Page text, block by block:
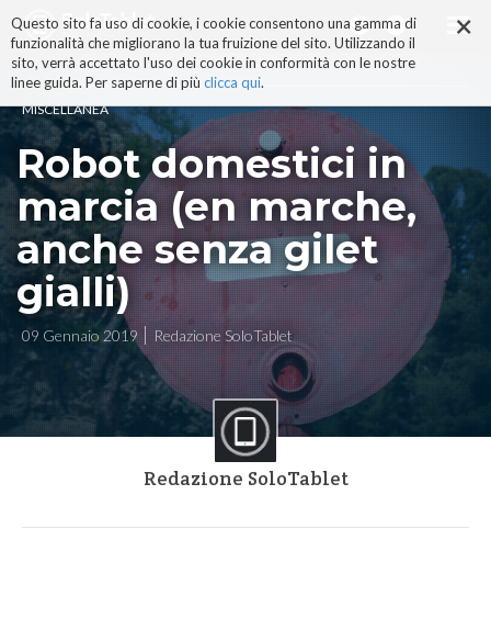
×
Questo sito fa uso di cookie, i cookie consentono una gamma di
funzionalità che migliorano la tua fruizione del sito. Utilizzando il
sito, verrà accettato l'uso dei cookie in conformità con le nostre
linee guida. Per saperne di più clicca qui.
ai
contenuti.
|
alla
navigazione
MISCELLANEA
Robot domestici in
marcia (en marche,
anche senza gilet
gialli)
09 Gennaio 2019 Redazione SoloTablet
Redazione SoloTablet